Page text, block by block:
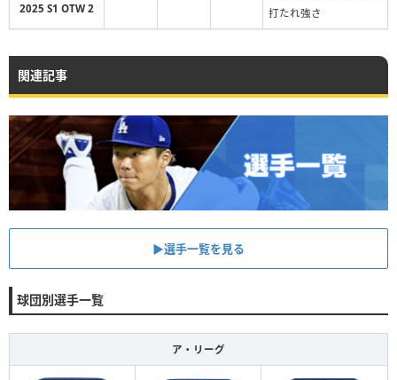
2025 S1 OTW 2 打たれ強さ
関連記事
▶︎選手一覧を見る
球団別選手一覧
ア・リーグ